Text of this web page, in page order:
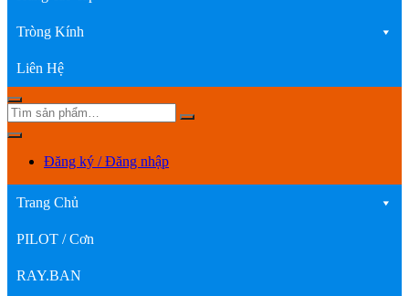
Tròng Kính
Liên Hệ
Đăng ký / Đăng nhập
Trang Chủ
PILOT / Cơn
RAY.BAN